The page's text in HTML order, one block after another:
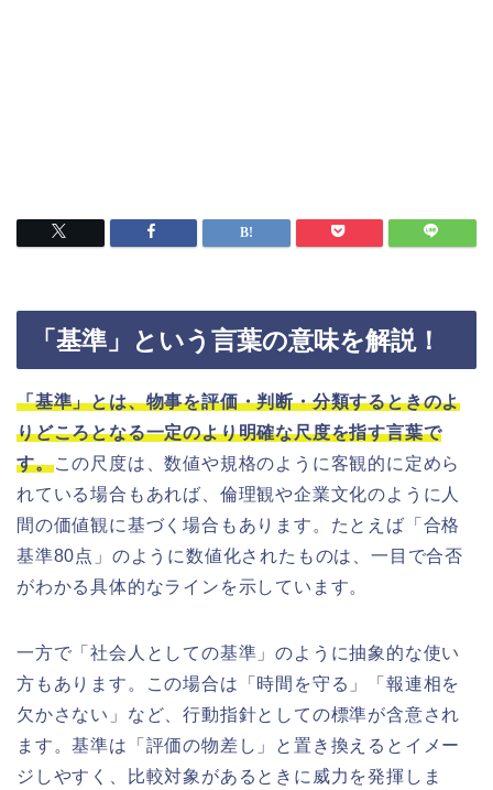
「基準」という言葉の意味を解説！
「基準」とは、物事を評価・判断・分類するときのよ
りどころとなる一定のより明確な尺度を指す言葉で
す。この尺度は、数値や規格のように客観的に定めら
れている場合もあれば、倫理観や企業文化のように人
間の価値観に基づく場合もあります。たとえば「合格
基準80点」のように数値化されたものは、一目で合否
がわかる具体的なラインを示しています。
一方で「社会人としての基準」のように抽象的な使い
方もあります。この場合は「時間を守る」「報連相を
欠かさない」など、行動指針としての標準が含意され
ます。基準は「評価の物差し」と置き換えるとイメー
ジしやすく、比較対象があるときに威力を発揮しま